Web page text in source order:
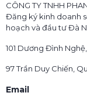
CÔNG TY TNHH
Đăng ký kinh doanh
hoạch và đầu tư Đà
101 Dương Đình
97 Trần Duy Chiến,
Email